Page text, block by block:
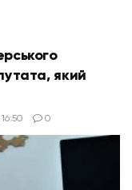
який
0